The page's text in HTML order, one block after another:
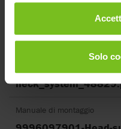
Solo
Manuale di montaggio
Manuale di montaggio